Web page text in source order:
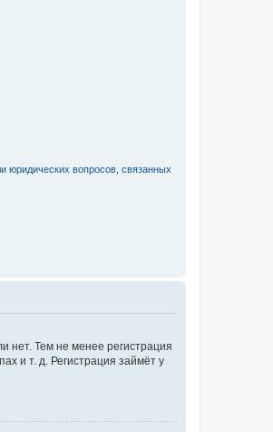
юридических вопросов, связанных
нет. Тем не менее регистрация
и т. д. Регистрация займёт у